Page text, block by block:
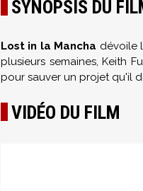
SYNOPSIS DU
Lost in la Mancha dévoile
plusieurs semaines, Keith
pour sauver un projet qu'il
VIDÉO DU FILM